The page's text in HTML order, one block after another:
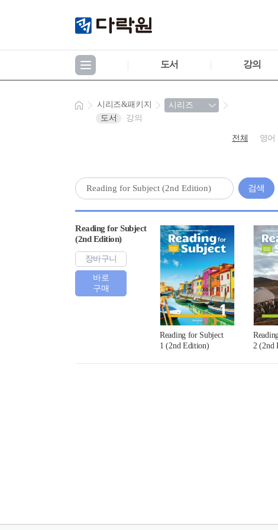
도서 강의
시리즈&패키지
도서
강의
전체 영어
검색
Reading for Subject
(2nd Edition)
장바구니
바로
구매
Reading for Subject
1 (2nd Edition)
2 (2nd